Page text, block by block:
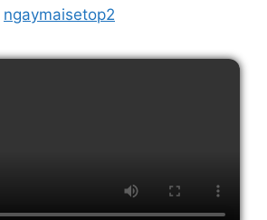
ngaymaisetop2